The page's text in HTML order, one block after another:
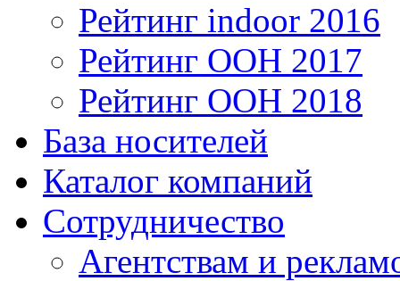
Рейтинг indoor 2016
Рейтинг OOH 2017
Рейтинг OOH 2018
База носителей
Каталог компаний
Сотрудничество
Агентствам и